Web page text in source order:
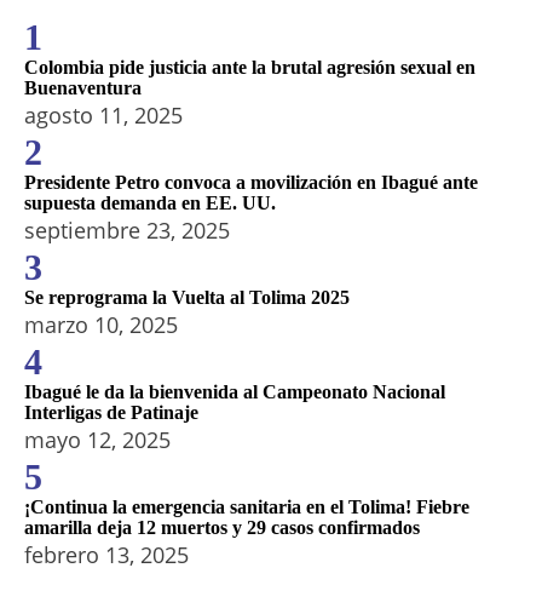
1
Colombia pide justicia ante la brutal agresión sexual en
Buenaventura
agosto 11, 2025
2
Presidente Petro convoca a movilización en Ibagué ante
supuesta demanda en EE. UU.
septiembre 23, 2025
3
Se reprograma la Vuelta al Tolima 2025
marzo 10, 2025
4
Ibagué le da la bienvenida al Campeonato Nacional
Interligas de Patinaje
mayo 12, 2025
5
¡Continua la emergencia sanitaria en el Tolima! Fiebre
amarilla deja 12 muertos y 29 casos confirmados
febrero 13, 2025